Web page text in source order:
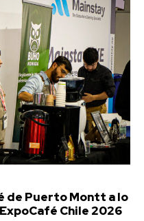
de Puerto Montt a lo
Chile 2026